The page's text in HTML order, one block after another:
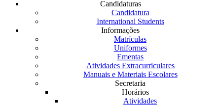
Candidaturas
Candidatura
International Students
Informações
Matrículas
Uniformes
Ementas
Atividades Extracurriculares
Manuais e Materiais Escolares
Secretaria
Horários
Atividades